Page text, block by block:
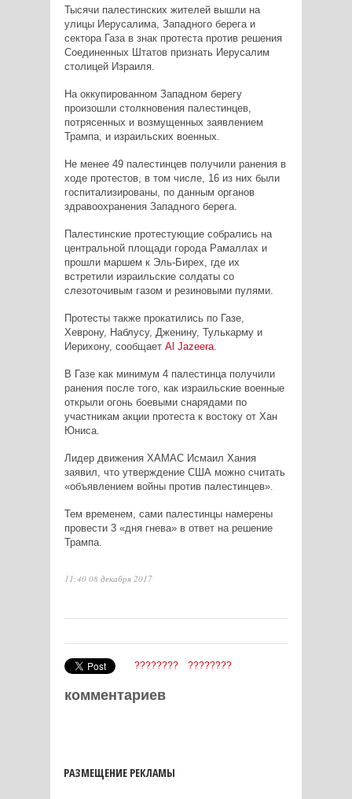
Тысячи палестинских жителей вышли на
улицы Иерусалима, Западного берега и
сектора Газа в знак протеста против решения
Соединенных Штатов признать Иерусалим
столицей Израиля.
На оккупированном Западном берегу
произошли столкновения палестинцев,
потрясенных и возмущенных заявлением
Трампа, и израильских военных.
Не менее 49 палестинцев получили ранения в
ходе протестов, в том числе, 16 из них были
госпитализированы, по данным органов
здравоохранения Западного берега.
Палестинские протестующие собрались на
центральной площади города Рамаллах и
прошли маршем к Эль-Бирех, где их
встретили израильские солдаты со
слезоточивым газом и резиновыми пулями.
Протесты также прокатились по Газе,
Хеврону, Наблусу, Дженину, Тулькарму и
Иерихону, сообщает Al Jazeera.
В Газе как минимум 4 палестинца получили
ранения после того, как израильские военные
открыли огонь боевыми снарядами по
участникам акции протеста к востоку от Хан
Юниса.
Лидер движения ХАМАС Исмаил Хания
заявил, что утверждение США можно считать
«объявлением войны против палестинцев».
Тем временем, сами палестинцы намерены
провести 3 «дня гнева» в ответ на решение
Трампа.
11:40 08 декабря 2017
???????? ????????
комментариев
РАЗМЕЩЕНИЕ РЕКЛАМЫ